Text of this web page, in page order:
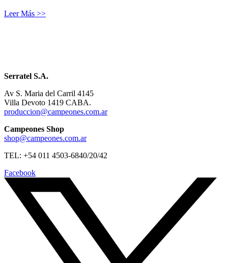
Leer Más >>
Serratel S.A.
Av S. Maria del Carril 4145
Villa Devoto 1419 CABA.
produccion@campeones.com.ar
Campeones Shop
shop@campeones.com.ar
TEL: +54 011 4503-6840/20/42
Facebook